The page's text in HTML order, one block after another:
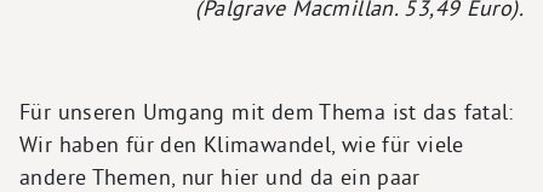
(Palgrave Macmillan. 53,49 Euro).
Für unseren Umgang mit dem Thema ist das fatal:
Wir haben für den Klimawandel, wie für viele
andere Themen, nur hier und da ein paar